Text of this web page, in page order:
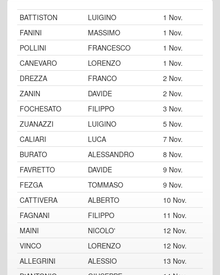
BATTISTON LUIGINO
1 Nov.
FANINI
MASSIMO
1 Nov.
POLLINI
FRANCESCO
1 Nov.
CANEVARO
LORENZO
1 Nov.
DREZZA
FRANCO
2 Nov.
ZANIN
DAVIDE
2 Nov.
FOCHESATO
FILIPPO
3 Nov.
ZUANAZZI
LUIGINO
5 Nov.
CALIARI
LUCA
7 Nov.
BURATO
ALESSANDRO
8 Nov.
FAVRETTO
DAVIDE
9 Nov.
FEZGA
TOMMASO
9 Nov.
CATTIVERA
ALBERTO
10 Nov.
FAGNANI
FILIPPO
11 Nov.
MAINI
NICOLO'
12 Nov.
VINCO
LORENZO
12 Nov.
ALLEGRINI
ALESSIO
13 Nov.